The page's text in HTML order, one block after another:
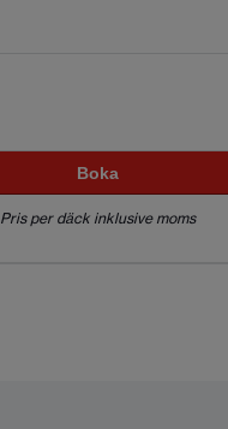
Boka
Pris per däck inklusive moms